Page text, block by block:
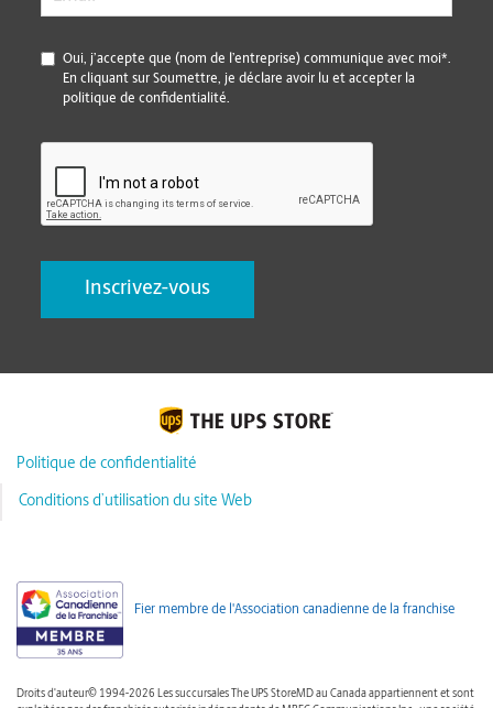
*
Oui, j’accepte que (nom de l’entreprise) communique avec moi*.
En cliquant sur Soumettre, je déclare avoir lu et accepter la
politique de confidentialité.
Politique de confidentialité
Conditions d’utilisation du site Web
Fier membre de l'Association canadienne de la franchise
Droits d'auteur© 1994-2026 Les succursales The UPS StoreMD au Canada appartiennent et sont